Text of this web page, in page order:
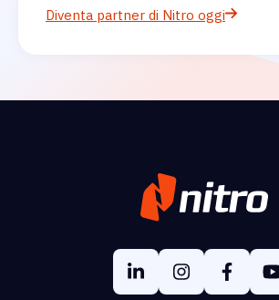
Diventa partner di Nitro oggi